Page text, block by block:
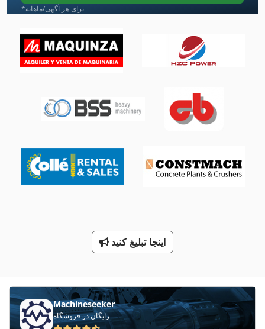
Kgs 1670
Mb 322
Meh 5 2 1 8 B
Ng 200
Tiefbord 8 25 100
بار سنگین ركنج
*برای هر آگهی/ماهانه
اینجا تبلیغ کنید
Machineseeker
رایگان در فروشگاه